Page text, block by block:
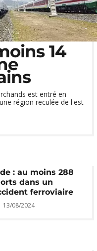
14
est entré en
région reculée de l'est
: au moins 288
dans un
ferroviaire
13/08/2024